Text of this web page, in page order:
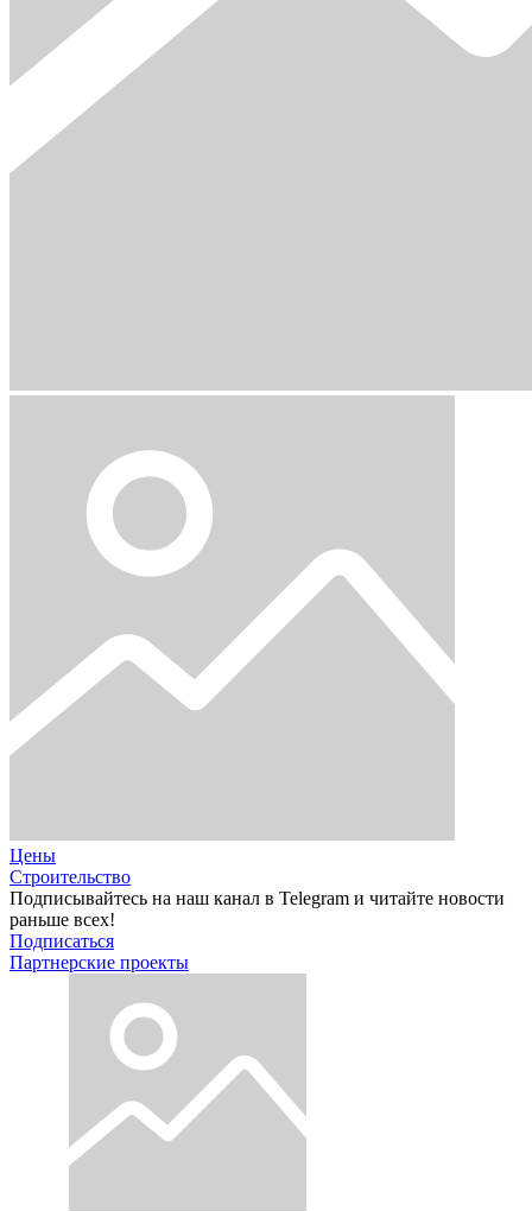
Цены
Строительство
Подписывайтесь на наш канал в Telegram и читайте новости
раньше всех!
Подписаться
Партнерские проекты